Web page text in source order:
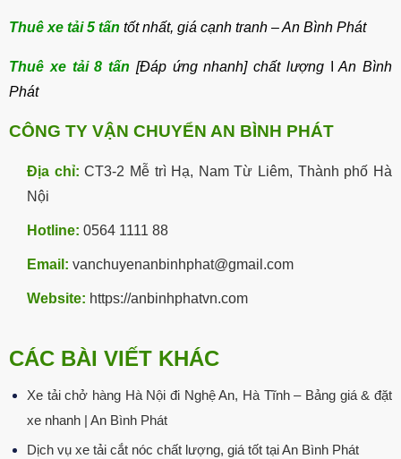
Thuê xe tải 5 tấn tốt nhất, giá cạnh tranh – An Bình Phát
Thuê xe tải 8 tấn [Đáp ứng nhanh] chất lượng ǀ An Bình
Phát
CÔNG TY VẬN CHUYỂN AN BÌNH PHÁT
Địa chỉ: CT3-2 Mễ trì Hạ, Nam Từ Liêm, Thành phố Hà
Nội
Hotline: 0564 1111 88
Email: vanchuyenanbinhphat@gmail.com
Website: https://anbinhphatvn.com
CÁC BÀI VIẾT KHÁC
Xe tải chở hàng Hà Nội đi Nghệ An, Hà Tĩnh – Bảng giá & đặt
xe nhanh | An Bình Phát
Dịch vụ xe tải cắt nóc chất lượng, giá tốt tại An Bình Phát